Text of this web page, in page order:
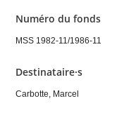
Numéro du fonds
MSS 1982-11/1986-11
Destinataire·s
Carbotte, Marcel